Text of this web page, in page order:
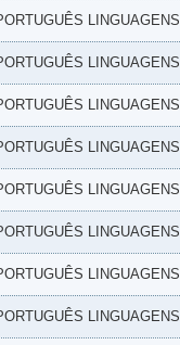
LINGUAGENS
LINGUAGENS
LINGUAGENS
LINGUAGENS
LINGUAGENS
LINGUAGENS
LINGUAGENS
LINGUAGENS